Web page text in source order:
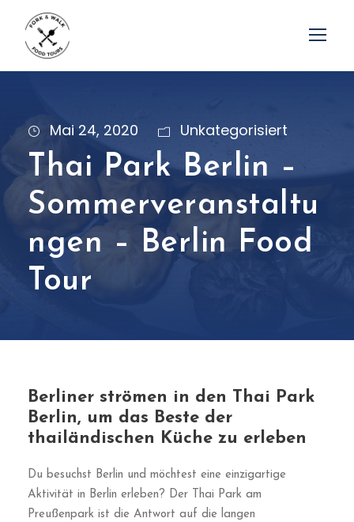
Mai 24, 2020 Unkategorisiert
Thai Park Berlin –
Sommerveranstaltu
ngen – Berlin Food
Tour
Berliner strömen in den Thai Park
Berlin, um das Beste der
thailändischen Küche zu erleben
Du besuchst Berlin und möchtest eine einzigartige
Aktivität in Berlin erleben? Der Thai Park am
Preußenpark ist die Antwort auf die langen